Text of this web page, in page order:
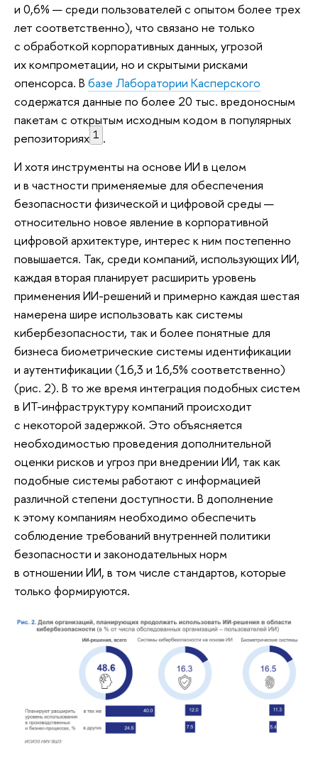
и 0,6% — среди пользователей с опытом более трех
лет соответственно), что связано не только
с обработкой корпоративных данных, угрозой
их компрометации, но и скрытыми рисками
опенсорса. В базе Лаборатории Касперского
содержатся данные по более 20 тыс. вредоносным
пакетам с открытым исходным кодом в популярных
репозиториях 1 .
И хотя инструменты на основе ИИ в целом
и в частности применяемые для обеспечения
безопасности физической и цифровой среды —
относительно новое явление в корпоративной
цифровой архитектуре, интерес к ним постепенно
повышается. Так, среди компаний, использующих ИИ,
каждая вторая планирует расширить уровень
применения ИИ-решений и примерно каждая шестая
намерена шире использовать как системы
кибербезопасности, так и более понятные для
бизнеса биометрические системы идентификации
и аутентификации (16,3 и 16,5% соответственно)
(рис. 2). В то же время интеграция подобных систем
в ИТ-инфраструктуру компаний происходит
с некоторой задержкой. Это объясняется
необходимостью проведения дополнительной
оценки рисков и угроз при внедрении ИИ, так как
подобные системы работают с информацией
различной степени доступности. В дополнение
к этому компаниям необходимо обеспечить
соблюдение требований внутренней политики
безопасности и законодательных норм
в отношении ИИ, в том числе стандартов, которые
только формируются.